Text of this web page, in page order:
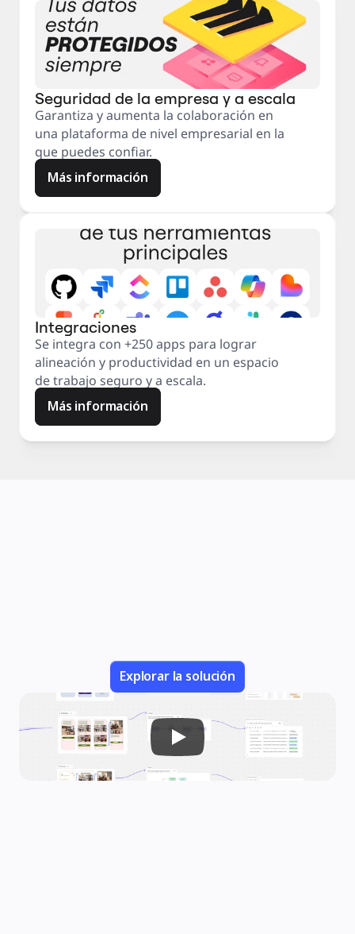
Seguridad de la empresa y a escala
Garantiza y aumenta la colaboración en
una plataforma de nivel empresarial en la
que puedes confiar.
Más información
Integraciones
Se integra con +250 apps para lograr
alineación y productividad en un espacio
de trabajo seguro y a escala.
Más información
Explorar la solución